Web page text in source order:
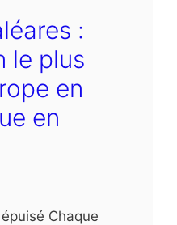
:
le plus
en
en
Chaque